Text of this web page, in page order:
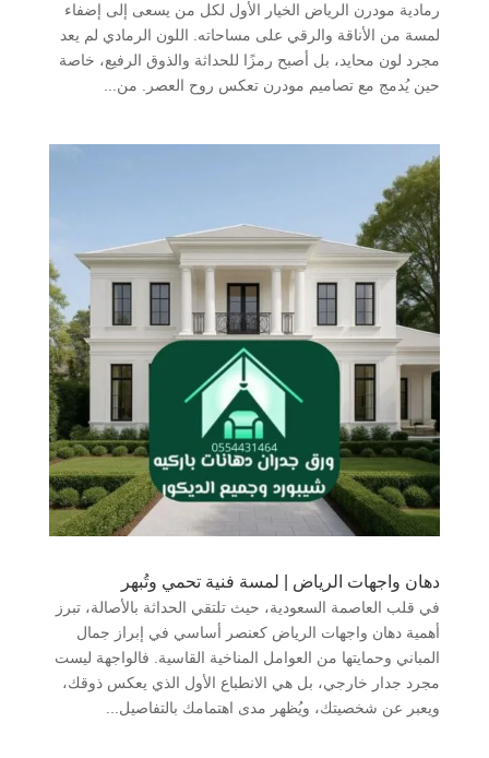
رمادية مودرن الرياض الخيار الأول لكل من يسعى إلى إضفاء
لمسة من الأناقة والرقي على مساحاته. اللون الرمادي لم يعد
مجرد لون محايد، بل أصبح رمزًا للحداثة والذوق الرفيع، خاصة
حين يُدمج مع تصاميم مودرن تعكس روح العصر. من...
دهان واجهات الرياض | لمسة فنية تحمي وتُبهر
في قلب العاصمة السعودية، حيث تلتقي الحداثة بالأصالة، تبرز
أهمية دهان واجهات الرياض كعنصر أساسي في إبراز جمال
المباني وحمايتها من العوامل المناخية القاسية. فالواجهة ليست
مجرد جدار خارجي، بل هي الانطباع الأول الذي يعكس ذوقك،
ويعبر عن شخصيتك، ويُظهر مدى اهتمامك بالتفاصيل...